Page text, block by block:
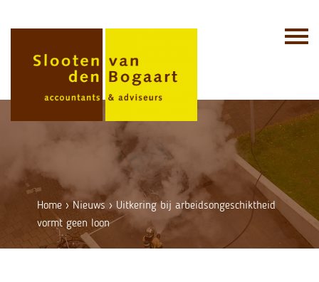
Home ›Nieuws› Uitkering bij arbeidsongeschiktheid
vormt geen loon